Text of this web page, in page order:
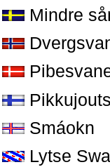
Mindre
Smáokn
Lytse